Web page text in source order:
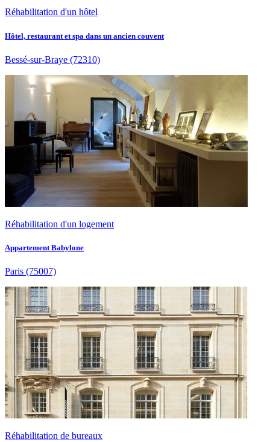
Réhabilitation d'un hôtel
Hôtel, restaurant et spa dans un ancien couvent
Bessé-sur-Braye (72310)
Réhabilitation d'un logement
Appartement Babylone
Paris (75007)
Réhabilitation de bureaux